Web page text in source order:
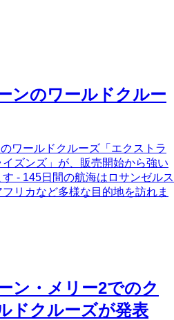
ンのワールドクルー
ワールドクルーズ「エクストラ
ズンズ」が、販売開始から強い
- 145日間の航海はロサンゼルス
リカなど多様な目的地を訪れま
ン・メリー2でのク
ドクルーズが発表